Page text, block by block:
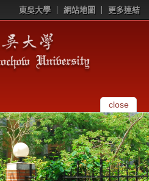
東吳大學 網站地圖 更多連結
close